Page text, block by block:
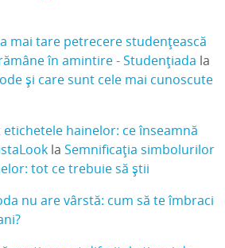
mai tare petrecere studențească
în amintire - Studențiada la
și care sunt cele mai cunoscute
hainelor: ce înseamnă
la Semnificația simbolurilor
tot ce trebuie să știi
nu are vârstă: cum să te îmbraci